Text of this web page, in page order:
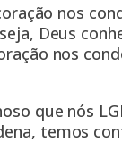
nos
Deus
nos
que nós
temos